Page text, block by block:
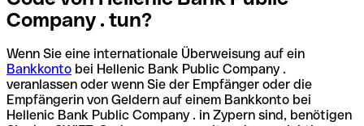
Company . tun?
Wenn Sie eine internationale Überweisung auf ein
Bankkonto bei Hellenic Bank Public Company .
veranlassen oder wenn Sie der Empfänger oder die
Empfängerin von Geldern auf einem Bankkonto bei
Hellenic Bank Public Company . in Zypern sind, benötigen